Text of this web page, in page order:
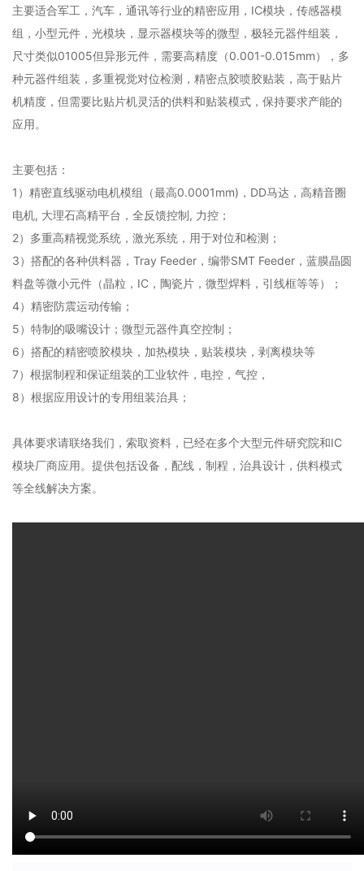
主要适合军工，汽车，通讯等行业的精密应用，IC模块，传感器模
组，小型元件，光模块，显示器模块等的微型，极轻元器件组装，
尺寸类似01005但异形元件，需要高精度（0.001-0.015mm），多
种元器件组装，多重视觉对位检测，精密点胶喷胶贴装，高于贴片
机精度，但需要比贴片机灵活的供料和贴装模式，保持要求产能的
应用。
主要包括：
1）精密直线驱动电机模组（最高0.0001mm)，DD马达，高精音圈
电机, 大理石高精平台，全反馈控制, 力控；
2）多重高精视觉系统，激光系统，用于对位和检测；
3）搭配的各种供料器，Tray Feeder，编带SMT Feeder，蓝膜晶圆
料盘等微小元件（晶粒，IC，陶瓷片，微型焊料，引线框等等）；
4）精密防震运动传输；
5）特制的吸嘴设计；微型元器件真空控制；
6）搭配的精密喷胶模块，加热模块，贴装模块，剥离模块等
7）根据制程和保证组装的工业软件，电控，气控，
8）根据应用设计的专用组装治具；
具体要求请联络我们，索取资料，已经在多个大型元件研究院和IC
模块厂商应用。提供包括设备，配线，制程，治具设计，供料模式
等全线解决方案。